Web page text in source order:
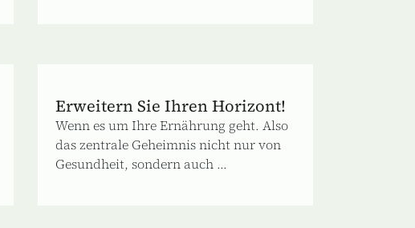
Erweitern Sie Ihren Horizont!
Wenn es um Ihre Ernährung geht. Also
das zentrale Geheimnis nicht nur von
Gesundheit, sondern auch ...